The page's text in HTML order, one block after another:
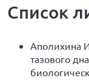
Список
Аполихина
тазового